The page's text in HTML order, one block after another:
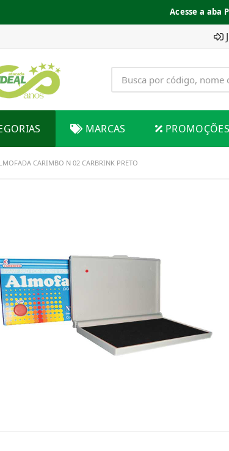
Acesse a aba
MARCAS PROMOÇÕES
CARIMBO N 02 CARBRINK PRETO